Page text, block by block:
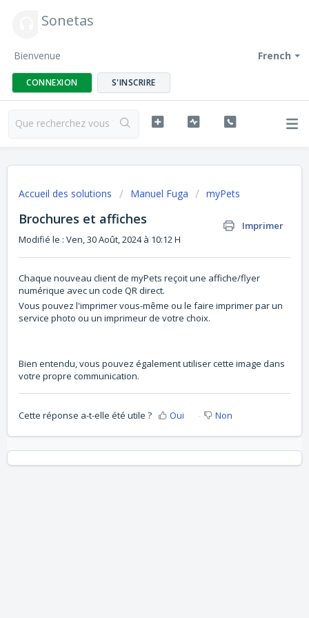
Sonetas
French
Bienvenue
CONNEXION S'INSCRIRE
Accueil des solutions Manuel Fuga myPets
Brochures et affiches
Imprimer
Modifié le : Ven, 30 Août, 2024 à 10:12 H
Chaque nouveau client de myPets reçoit une affiche/flyer
numérique avec un code QR direct.
Vous pouvez l'imprimer vous-même ou le faire imprimer par un
service photo ou un imprimeur de votre choix.
Bien entendu, vous pouvez également utiliser cette image dans
votre propre communication.
Cette réponse a-t-elle été utile ? Oui Non